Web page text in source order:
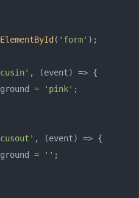
( 'form' );
, (event) => {
=
'pink' ;
, (event) => {
=
'';